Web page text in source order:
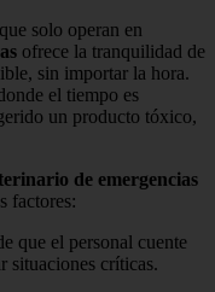
solo operan en
ofrece la tranquilidad de
sin importar la hora.
el tiempo es
un producto tóxico,
de emergencias
factores:
que el personal cuente
situaciones críticas.